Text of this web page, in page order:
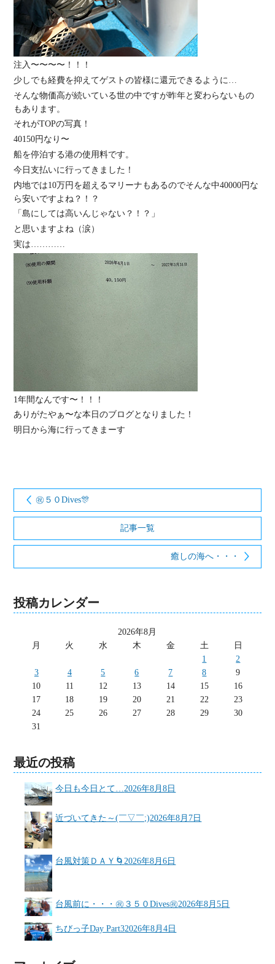
注入〜〜〜〜！！！
少しでも経費を抑えてゲストの皆様に還元できるように…
そんな物価高が続いている世の中ですが昨年と変わらないもの
もあります。
それがTOPの写真！
40150円なり〜
船を停泊する港の使用料です。
今日支払いに行ってきました！
内地では10万円を超えるマリーナもあるのでそんな中40000円な
ら安いですよね？！？
「島にしては高いんじゃない？！？」
と思いますよね（涙）
実は…………
1年間なんです〜！！！
ありがたやぁ〜な本日のブログとなりました！
明日から海に行ってきまーす
㊗５０Dives🎊
記事一覧
癒しの海へ・・・
投稿カレンダー
2026年8月
月
火 水 木 金 土
日
1
2
3
4 5 6 7 8
9
10
11 12 13 14 15
16
17
18 19 20 21 22
23
24
25 26 27 28 29
30
31
最近の投稿
今日も今日とて…2026年8月8日
近づいてきた～(￣▽￣;)2026年8月7日
台風対策ＤＡＹ🌀2026年8月6日
台風前に・・・㊗３５０Dives㊗2026年8月5日
ちびっ子Day Part32026年8月4日